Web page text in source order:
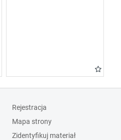
Rejestracja
Mapa strony
Zidentyfikuj materiał